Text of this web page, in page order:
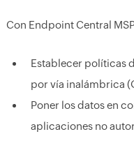
Con Endpoint Central
Establecer políticas
por vía inalámbrica
Poner los datos en
aplicaciones no